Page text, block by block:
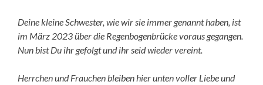
Deine kleine Schwester, wie wir sie immer genannt haben, ist
im März 2023 über die Regenbogenbrücke voraus gegangen.
Nun bist Du ihr gefolgt und ihr seid wieder vereint.
Herrchen und Frauchen bleiben hier unten voller Liebe und